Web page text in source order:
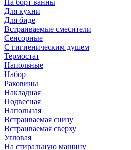
На борт ванны
Для кухни
Для биде
Встраиваемые смесители
Сенсорные
С гигиеническим душем
Термостат
Напольные
Набор
Раковины
Накладная
Подвесная
Напольная
Встраиваемая снизу
Встраиваемая сверху
Угловая
На стиральную машину